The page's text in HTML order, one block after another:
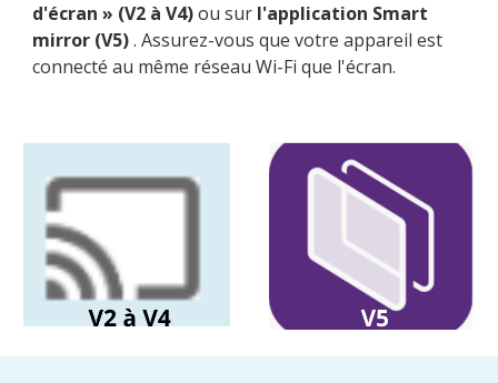
d'écran » (V2 à V4)ou sur l'application Smart
mirror (V5) . Assurez-vous que votre appareil est
connecté au même réseau Wi-Fi que l'écran.